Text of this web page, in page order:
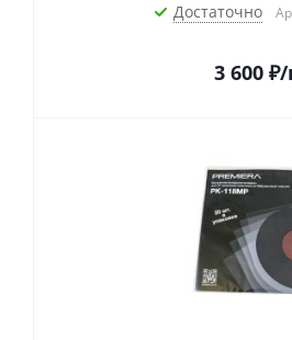
Достаточно
3 600₽/